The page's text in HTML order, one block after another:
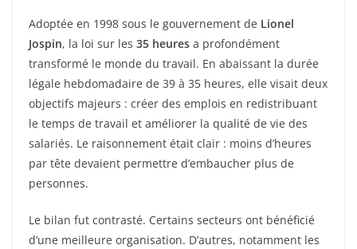
Adoptée en 1998 sous le gouvernement de Lionel
Jospin, la loi sur les 35 heures a profondément
transformé le monde du travail. En abaissant la durée
légale hebdomadaire de 39 à 35 heures, elle visait deux
objectifs majeurs : créer des emplois en redistribuant
le temps de travail et améliorer la qualité de vie des
salariés. Le raisonnement était clair : moins d’heures
par tête devaient permettre d’embaucher plus de
personnes.
Le bilan fut contrasté. Certains secteurs ont bénéficié
d’une meilleure organisation. D’autres, notamment les